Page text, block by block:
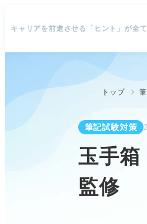
キャリアを前進させる「ヒント」が全
トップ
筆記試験対策
玉手箱
監修